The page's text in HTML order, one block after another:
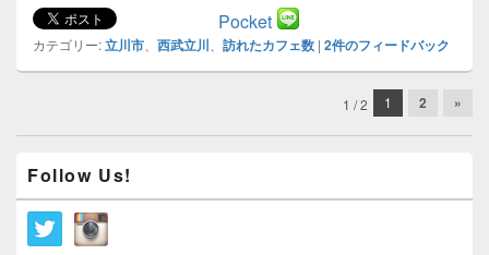
Pocket
カテゴリー:立川市 西武立川 訪れたカフェ数 | 2件のフィードバック
ビ
ゲ
ー
シ
1 / 2 1 2 »
イ
ン
サ
Follow Us!